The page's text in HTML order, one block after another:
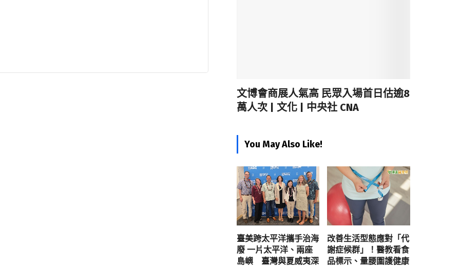
文博會商展人氣高 民眾入場首日估逾8
萬人次 | 文化 | 中央社 CNA
You May Also Like!
臺美跨太平洋攜手治海
廢 一片太平洋、兩座
島嶼 臺灣與夏威夷深
改善生活型態應對「代
謝症候群」！醫教看食
品標示、量腰圍護健康